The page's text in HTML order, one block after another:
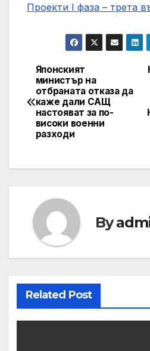
Проекти I фаза – трета
Post
navigation
Японският
министър на
отбраната отказа да
каже дали САЩ
настояват за по-
високи военни
разходи
By
Related Post